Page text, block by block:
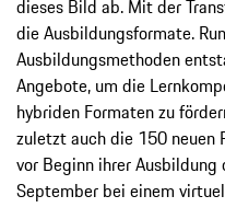
dieses Bild ab. Mit der
die Ausbildungsformate.
Ausbildungsmethoden
Angebote, um die
hybriden Formaten zu
zuletzt auch die 150 neuen
vor Beginn ihrer
September bei einem